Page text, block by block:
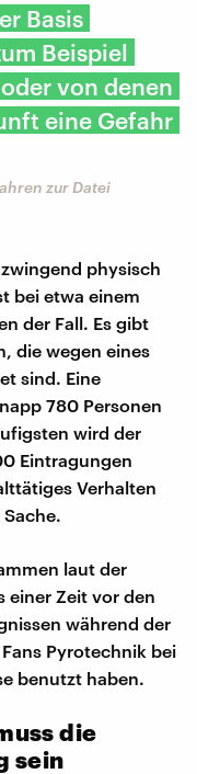
Basis
Beispiel
von denen
eine Gefahr
zur Datei
physisch
bei etwa einem
der Fall. Es gibt
die wegen eines
sind. Eine
780 Personen
wird der
Eintragungen
Verhalten
laut der
einer Zeit vor den
während der
Pyrotechnik bei
benutzt haben.
die
sein